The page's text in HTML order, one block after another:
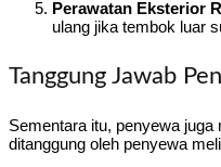
Perawatan Eksterior
ulang jika tembok luar
Tanggung Jawab
Sementara itu, penyewa
ditanggung oleh penyewa